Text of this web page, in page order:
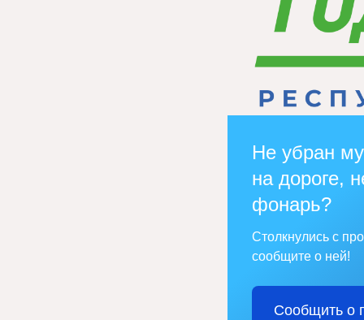
Не убран
на дороге,
фонарь?
Столкнулись с
сообщите о ней!
Сообщить о